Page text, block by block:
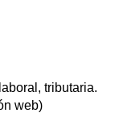
tributaria.
web)